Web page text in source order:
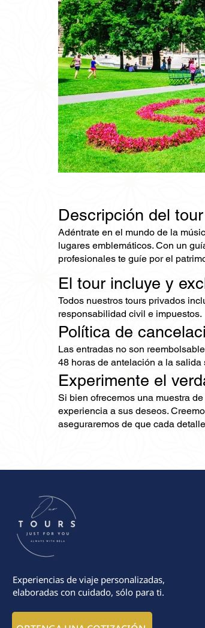
Descripción del tour
Adéntrate en el mundo de la
lugares emblemáticos. Con un
profesionales te guíe por el
El tour incluye y
Todos nuestros tours privados
responsabilidad civil e impuestos.
Política de
Las entradas no son
48 horas de antelación a la
Experimente el
Si bien ofrecemos una muestra
experiencia a sus deseos.
aseguraremos de que cada
Experiencias de viaje personalizadas,
elaboradas con cuidado, sólo para ti.